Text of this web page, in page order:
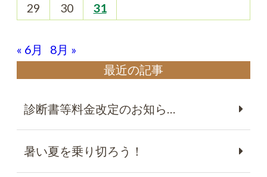
29
30 31
« 6月
8月 »
最近の記事
診断書等料金改定のお知ら…
暑い夏を乗り切ろう！